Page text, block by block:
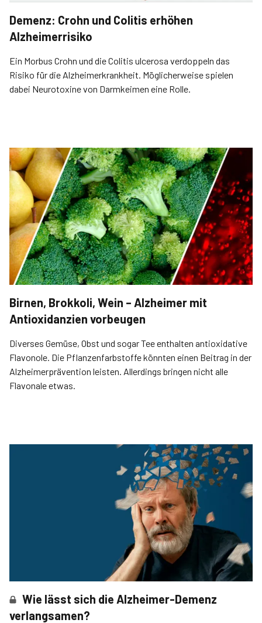
Demenz: Crohn und Colitis erhöhen
Alzheimerrisiko
Ein Morbus Crohn und die Colitis ulcerosa verdoppeln das
Risiko für die Alzheimerkrankheit. Möglicherweise spielen
dabei Neurotoxine von Darmkeimen eine Rolle.
Birnen, Brokkoli, Wein – Alzheimer mit
Antioxidanzien vorbeugen
Diverses Gemüse, Obst und sogar Tee enthalten antioxidative
Flavonole. Die Pflanzenfarbstoffe könnten einen Beitrag in der
Alzheimerprävention leisten. Allerdings bringen nicht alle
Flavonale etwas.
Wie lässt sich die Alzheimer-Demenz
verlangsamen?